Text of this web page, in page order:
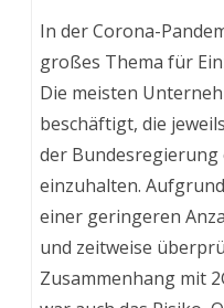
In der Corona-
großes Thema für
Die meisten
beschäftigt, die
der Bundesregierung
einzuhalten.
einer geringeren
und zeitweise
Zusammenhang mit